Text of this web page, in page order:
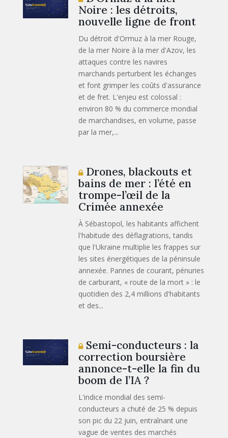
Noire : les détroits,
nouvelle ligne de front
Du détroit d'Ormuz à la mer Rouge,
de la mer Noire à la mer d'Azov, les
attaques contre les navires
marchands perturbent les échanges
et font grimper les coûts d'assurance
et de fret. L'enjeu est colossal :
environ 80 % du commerce mondial
de marchandises, en volume, passe
par la mer,...
Drones, blackouts et
bains de mer : l’été en
trompe-l’œil de la
Crimée annexée
À Sébastopol, les habitants affichent
l'habitude des déflagrations, tandis
que l'Ukraine multiplie les frappes sur
les sites énergétiques de la péninsule
annexée. Pannes de courant, pénuries
de carburant, « route de la mort » : le
quotidien des 2,4 millions d'habitants
et des...
Semi-conducteurs : la
correction boursière
annonce-t-elle la fin du
boom de l’IA ?
L'indice mondial des semi-
conducteurs a chuté de 25 % depuis
son pic du 22 juin, entraînant une
vague de ventes des marchés